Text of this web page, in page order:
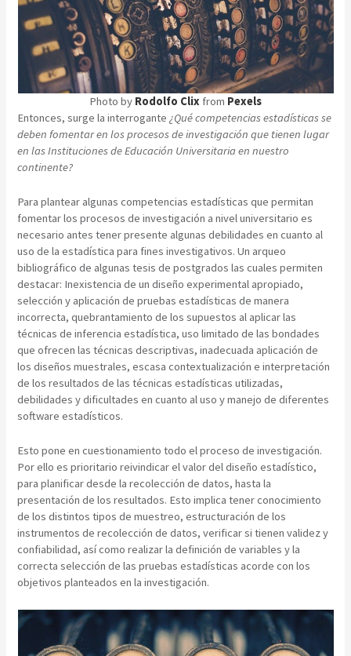
Photo by Rodolfo Clix from Pexels
Entonces, surge la interrogante¿Qué competencias estadísticas se
deben fomentar en los procesos de investigación que tienen lugar
en las Instituciones de Educación Universitaria en nuestro
continente?
Para plantear algunas competencias estadísticas que permitan
fomentar los procesos de investigación a nivel universitario es
necesario antes tener presente algunas debilidades en cuanto al
uso de la estadística para fines investigativos. Un arqueo
bibliográfico de algunas tesis de postgrados las cuales permiten
destacar: Inexistencia de un diseño experimental apropiado,
selección y aplicación de pruebas estadísticas de manera
incorrecta, quebrantamiento de los supuestos al aplicar las
técnicas de inferencia estadística, uso limitado de las bondades
que ofrecen las técnicas descriptivas, inadecuada aplicación de
los diseños muestrales, escasa contextualización e interpretación
de los resultados de las técnicas estadísticas utilizadas,
debilidades y dificultades en cuanto al uso y manejo de diferentes
software estadísticos.
Esto pone en cuestionamiento todo el proceso de investigación.
Por ello es prioritario reivindicar el valor del diseño estadístico,
para planificar desde la recolección de datos, hasta la
presentación de los resultados. Esto implica tener conocimiento
de los distintos tipos de muestreo, estructuración de los
instrumentos de recolección de datos, verificar si tienen validez y
confiabilidad, así como realizar la definición de variables y la
correcta selección de las pruebas estadísticas acorde con los
objetivos planteados en la investigación.